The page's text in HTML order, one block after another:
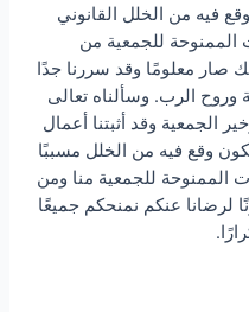
فيه من الخلل القانوني
الممنوحة للجمعية من
صار معلومًا وقد سررنا جدًا
وروح الرب. وسألناه تعالى
الجمعية وقد أثبتنا أعمال
وقع فيه من الخلل مسببًا
الممنوحة للجمعية منا ومن
لرضانا عنكم نمنحكم جميعًا